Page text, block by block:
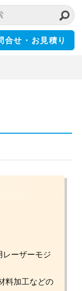
合せ・お見積り
レーザーモジ
料加工などの